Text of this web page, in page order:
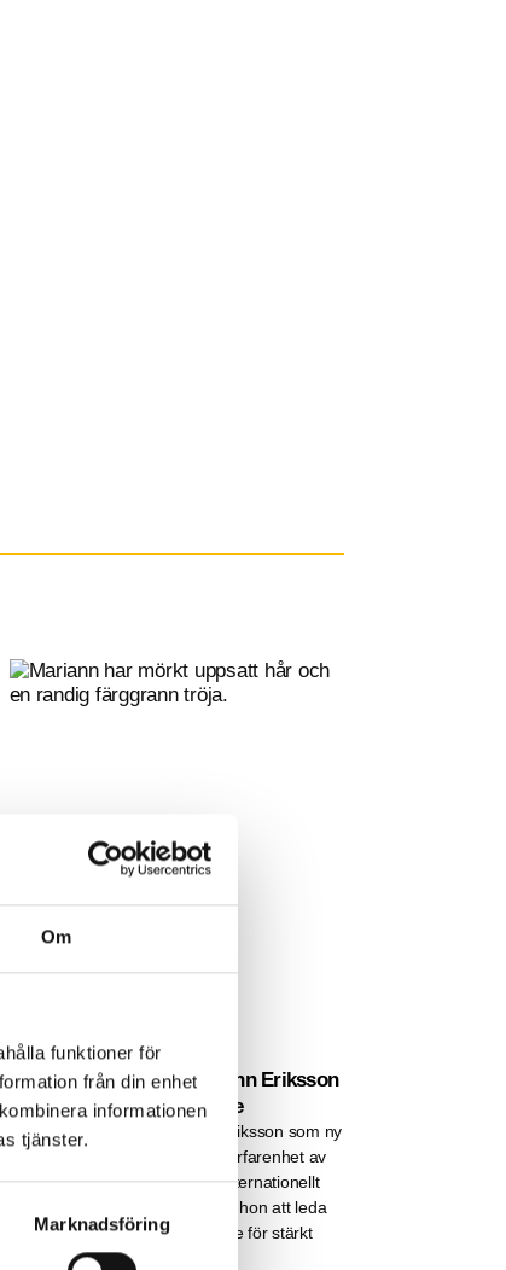
Om
funktioner för
från din enhet
informationen
tjänster.
Marknadsföring
MyRight välkomnar Mariann Eriksson
som ny generalsekreterare
MyRight välkomnar Mariann Eriksson som ny
generalsekreterare med lång erfarenhet av
rättighetsbaserat arbete och internationellt
utvecklingssamarbete kommer hon att leda
organisationens fortsatta arbete för stärkt
global funktionsrätt.